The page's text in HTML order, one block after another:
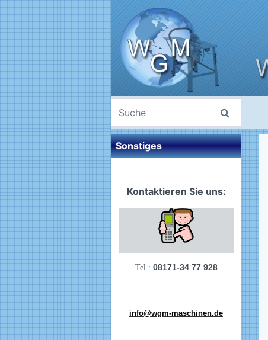
Sonstiges
Kontaktieren Sie uns:
Tel.: 08171-34 77 928
info@wgm-maschinen.de